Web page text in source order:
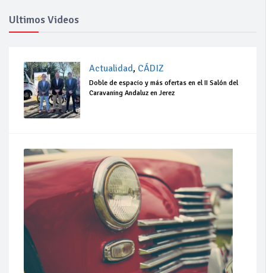
Ultimos Videos
Actualidad, CÁDIZ
Doble de espacio y más ofertas en el II Salón del
Caravaning Andaluz en Jerez